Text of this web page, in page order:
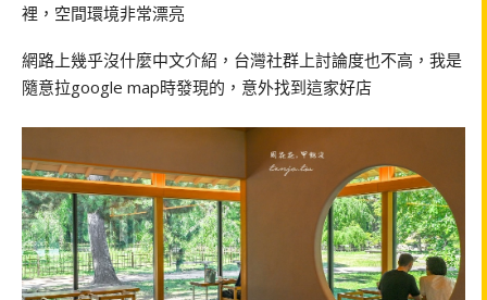
裡，空間環境非常漂亮
網路上幾乎沒什麼中文介紹，台灣社群上討論度也不高，我是
隨意拉google map時發現的，意外找到這家好店